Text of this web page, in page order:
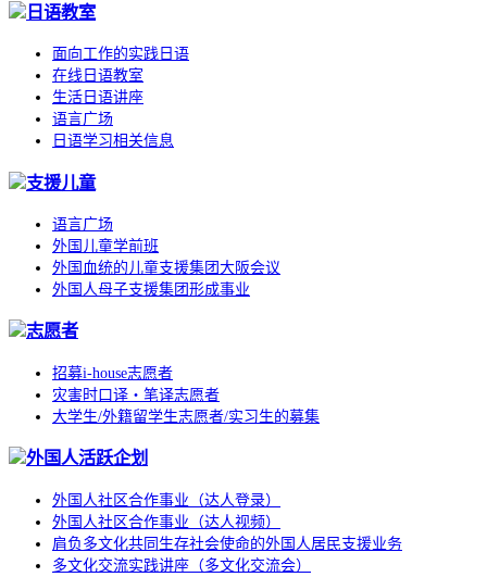
日语教室
面向工作的实践日语
在线日语教室
生活日语讲座
语言广场
日语学习相关信息
支援儿童
语言广场
外国儿童学前班
外国血统的儿童支援集团大阪会议
外国人母子支援集团形成事业
志愿者
招募i-house志愿者
灾害时口译・笔译志愿者
大学生/外籍留学生志愿者/实习生的募集
外国人活跃企划
外国人社区合作事业（达人登录）
外国人社区合作事业（达人视频）
肩负多文化共同生存社会使命的外国人居民支援业务
多文化交流实践讲座（多文化交流会）